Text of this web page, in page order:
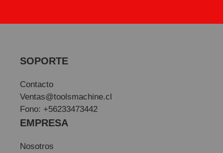
SOPORTE
Contacto
Ventas@toolsmachine.cl
Fono: +56233473442
EMPRESA
Nosotros